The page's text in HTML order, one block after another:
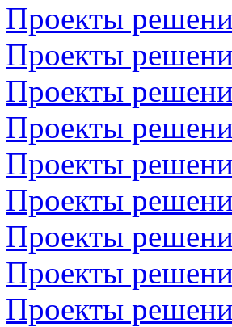
Проекты
Проекты
Проекты
Проекты
Проекты
Проекты
Проекты
Проекты
Проекты